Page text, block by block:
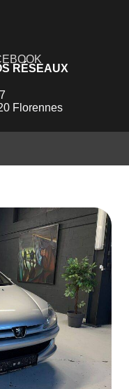
RÉSEAUX
Florennes